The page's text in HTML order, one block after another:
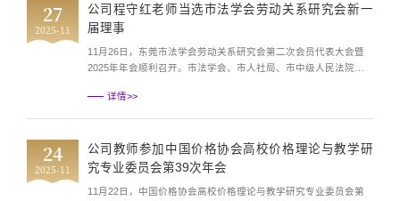
与安全，创新引入“金融反诈游戏”、“...
27
2025-11
公司程守红老师当选市法学会劳动关系研究会新一
届理事
11月26日，东莞市法学会劳动关系研究会第二次会员代表大会暨
2025年年会顺利召开。市法学会、市人社局、市中级人民法院、
的会员代表共40余人参加会议。会议选举产生了研究会第二届理事
长期深耕劳动关系领域、积极服务地方发展的高度认可，标...
详情>>
24
2025-11
公司教师参加中国价格协会高校价格理论与教学研
究专业委员会第39次年会
11月22日，中国价格协会高校价格理论与教学研究专业委员会第